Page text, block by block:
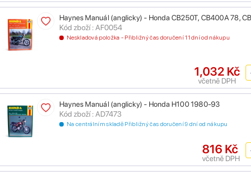
Haynes Manuál (anglicky) - Honda CB250T, CB400A 78,
Kód zboží : AF0054
Neskladová položka - Přibližný čas doručení 11 dní od nákupu
1,032 Kč
včetně DPH
Haynes Manuál (anglicky) - Honda H100 1980-93
Kód zboží : AD7473
Na centrálním skladě Přibližný čas doručení 9 dní od nákupu
816 Kč
včetně DPH